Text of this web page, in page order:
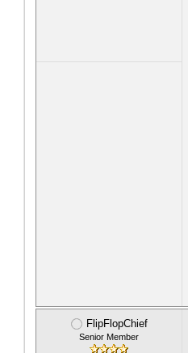
FlipFlopChief
Senior Member